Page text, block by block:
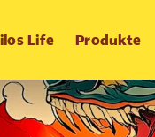
Life Produkte